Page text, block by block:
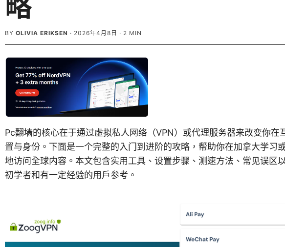
BY OLIVIA ERIKSEN · 2026年4月8日 · 2 MIN
Pc翻墙的核心在于通过虚拟私人网络（VPN）或代理服务器来改变你在
置与身份。下面是一个完整的入门到进阶的攻略，帮助你在加拿大学习
地访问全球内容。本文包含实用工具、设置步骤、测速方法、常见误区
初学者和有一定经验的用户参考。